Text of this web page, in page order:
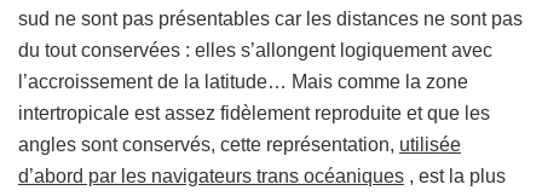
sud ne sont pas présentables car les distances ne sont pas
du tout conservées : elles s’allongent logiquement avec
l’accroissement de la latitude… Mais comme la zone
intertropicale est assez fidèlement reproduite et que les
angles sont conservés, cette représentation, utilisée
d’abord par les navigateurs trans océaniques , est la plus